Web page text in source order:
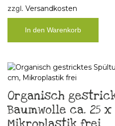
zzgl. Versandkosten
In den Warenkorb
Organisch
Baumwolle ca. 25 x